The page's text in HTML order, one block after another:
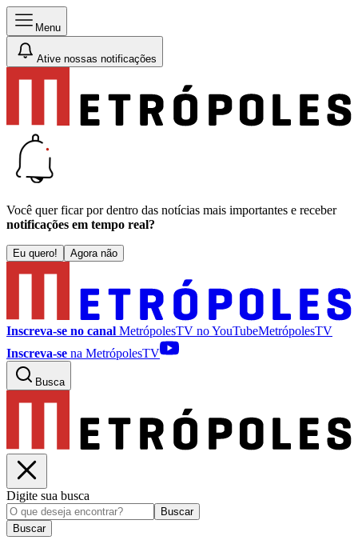
Menu
Ative nossas notificações
Você quer ficar por dentro das notícias mais importantes e receber
notificações em tempo real?
Eu quero! Agora não
Inscreva-se no canal MetrópolesTV noYouTubeMetrópolesTV
Inscreva-se na MetrópolesTV
Busca
Digite sua busca
Buscar
Buscar